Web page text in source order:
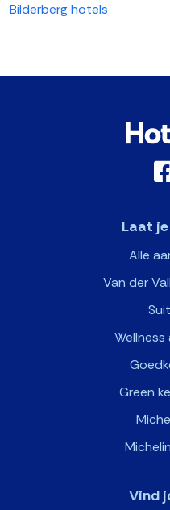
Bilderberg hotels
Laat
Alle
Van der
Green
Vind